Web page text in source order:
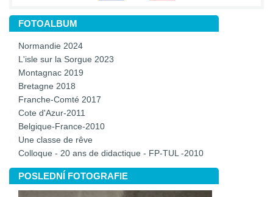
FOTOALBUM
Normandie 2024
L'isle sur la Sorgue 2023
Montagnac 2019
Bretagne 2018
Franche-Comté 2017
Cote d'Azur-2011
Belgique-France-2010
Une classe de rêve
Colloque - 20 ans de didactique - FP-TUL -2010
POSLEDNÍ FOTOGRAFIE